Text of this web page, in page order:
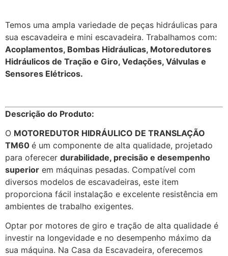
Temos uma ampla variedade de peças hidráulicas para
sua escavadeira e mini escavadeira. Trabalhamos com:
Acoplamentos, Bombas Hidráulicas, Motoredutores
Hidráulicos de Tração e Giro, Vedações, Válvulas e
Sensores Elétricos.
Descrição do Produto:
O MOTOREDUTOR HIDRÁULICO DE TRANSLAÇÃO
TM60 é um componente de alta qualidade, projetado
para oferecer durabilidade, precisão e desempenho
superior em máquinas pesadas. Compatível com
diversos modelos de escavadeiras, este item
proporciona fácil instalação e excelente resistência em
ambientes de trabalho exigentes.
Optar por motores de giro e tração de alta qualidade é
investir na longevidade e no desempenho máximo da
sua máquina. Na Casa da Escavadeira, oferecemos